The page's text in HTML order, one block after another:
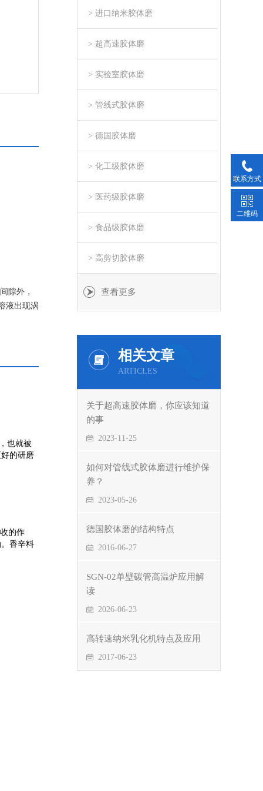
隙外，
液出现涡
也就被
的研磨
的作
香辛料
> 进口纳米胶体磨
> 超高速胶体磨
> 实验室胶体磨
> 管线式胶体磨
> 德国胶体磨
> 化工级胶体磨
> 医药级胶体磨
> 食品级胶体磨
> 高剪切胶体磨
查看更多
相关文章
ARTICLES
关于超高速胶体磨，你应该知道
的事
2023-11-25
如何对管线式胶体磨进行维护保
养？
2023-05-26
德国胶体磨的结构特点
2016-06-27
SGN-02单壁碳管高温炉应用解
读
2026-06-23
高转速纳米乳化机特点及应用
2017-06-23
联系方式
二维码